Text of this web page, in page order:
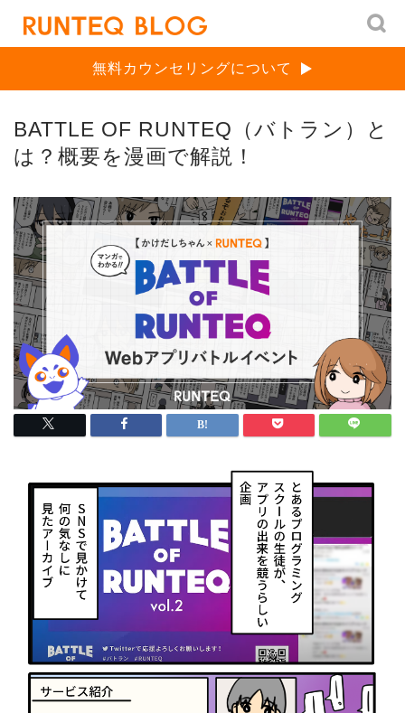
無料カウンセリングについて
BATTLE OF RUNTEQ（バトラン）と
は？概要を漫画で解説！